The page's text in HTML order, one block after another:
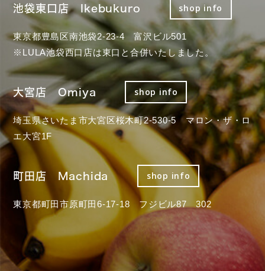
池袋東口店 Ikebukuro shop info
東京都豊島区南池袋2-23-4 富沢ビル501
※LULA池袋西口店は東口と合併いたしました。
大宮店 Omiya shop info
埼玉県さいたま市大宮区桜木町2-530-5 マロン・ザ・ロ
エ大宮1F
町田店 Machida shop info
東京都町田市原町田6-17-18 フジビル87 302